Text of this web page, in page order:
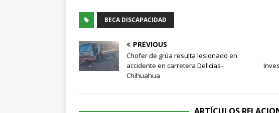
BECA DISCAPACIDAD
PREVIOUS
Chofer de grúa resulta lesionado en
accidente en carretera Delicias-
Chihuahua